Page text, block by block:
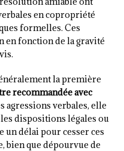
en copropriété
formelles. Ces
en fonction de la gravité
la première
recommandée avec
agressions verbales, elle
dispositions légales ou
délai pour cesser ces
bien que dépourvue de